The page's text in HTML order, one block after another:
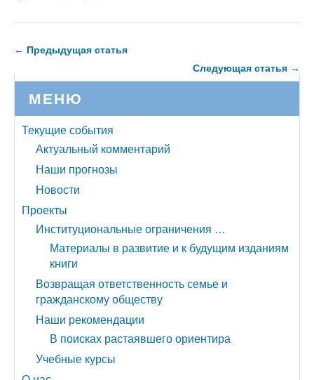
← Предыдущая статья
Следующая статья →
МЕНЮ
Текущие события
Актуальный комментарий
Наши прогнозы
Новости
Проекты
Институциональные ограничения …
Материалы в развитие и к будущим изданиям
книги
Возвращая ответственность семье и
гражданскому обществу
Наши рекомендации
В поисках растаявшего ориентира
Учебные курсы